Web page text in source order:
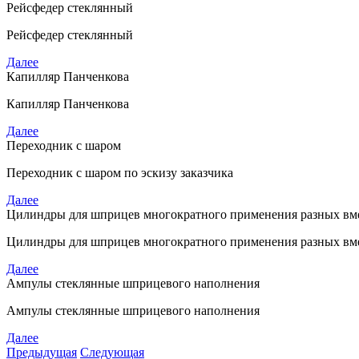
Рейсфедер стеклянный
Рейсфедер стеклянный
Далее
Капилляр Панченкова
Капилляр Панченкова
Далее
Переходник с шаром
Переходник с шаром по эскизу заказчика
Далее
Цилиндры для шприцев многократного применения разных
Цилиндры для шприцев многократного применения разных
Далее
Ампулы стеклянные шприцевого наполнения
Ампулы стеклянные шприцевого наполнения
Далее
Предыдущая Следующая